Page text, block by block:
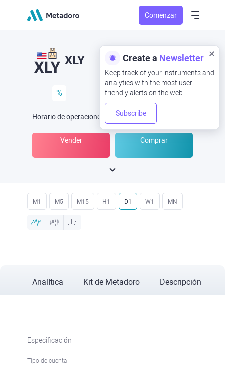
Comenzar
Create a Newsletter
Keep track of your instruments and
analytics with the most user-
friendly alerts on the web.
Subscribe
XLY
%
Horario de operaciones (UTC) -Abrir ahora
Vender Comprar
M1 M5 M15 H1 D1 W1 MN
Analítica Kit de Metadoro Descripción
Especificación
Tipo de cuenta